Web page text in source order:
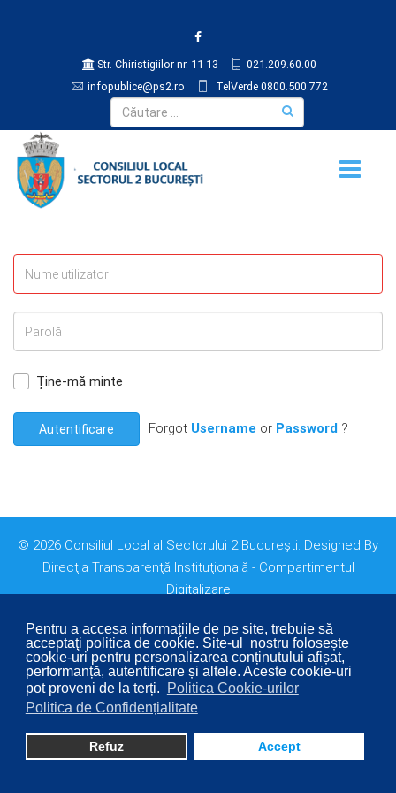
Pentru a accesa informaţiile de pe site, trebuie să
acceptaţi politica de cookie. Site-ul nostru folosește
cookie-uri pentru personalizarea conținutului afișat,
performanță, autentificare și altele. Aceste cookie-uri
pot proveni de la terți.
Politica Cookie-urilor
Politica de Confidențialitate
Refuz Accept
Str. Chiristigiilor nr. 11-13
021.209.60.00
infopublice@ps2.ro
TelVerde 0800.500.772
Ține-mă minte
Autentificare Forgot Username or Password ?
© 2026 Consiliul Local al Sectorului 2 București. Designed By
Direcţia Transparenţă Instituţională - Compartimentul
Digitalizare